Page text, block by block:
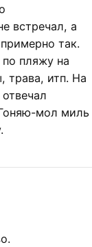
встречал, а
так.
пляжу на
итп. На
мол миль